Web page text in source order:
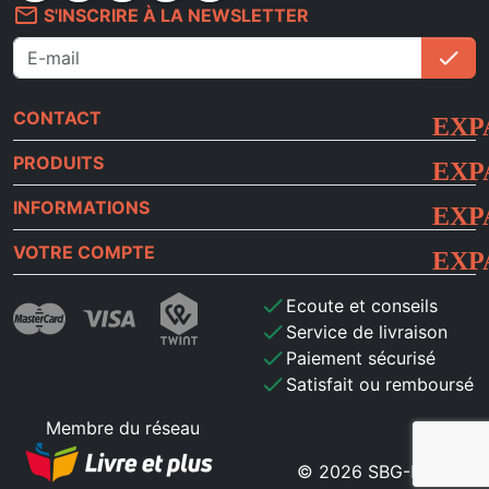
mail_outline S'INSCRIRE À LA NEWSLETTER
check
CONTACT
PRODUITS
INFORMATIONS
VOTRE COMPTE
check Ecoute et conseils
check Service de livraison
check Paiement sécurisé
check Satisfait ou remboursé
Membre du réseau
© 2026 SBG-MB